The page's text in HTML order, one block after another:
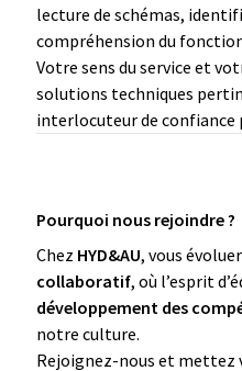
lecture de schémas,
compréhension du
Votre sens du service et
solutions techniques
interlocuteur de confiance
Pourquoi nous rejoindre ?
Chez HYD&AU, vous
collaboratif, où l’esprit
développement des
notre culture.
Rejoignez-nous et mettez